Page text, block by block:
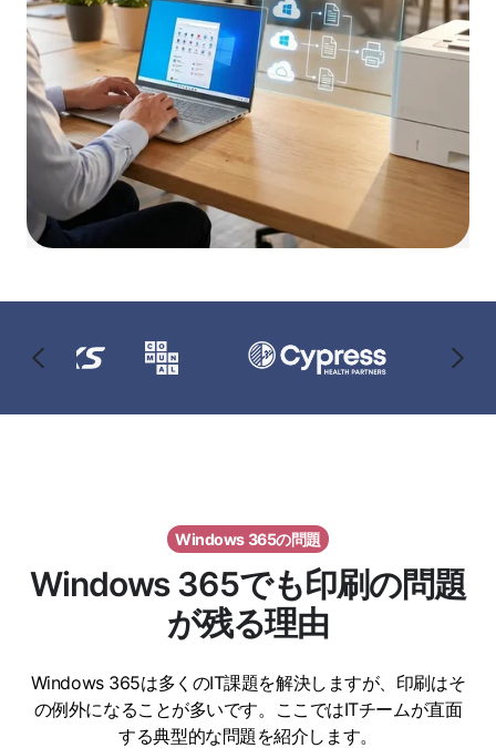
Windows 365の問題
Windows 365でも印刷の問題
が残る理由
Windows 365は多くのIT課題を解決しますが、印刷はそ
の例外になることが多いです。ここではITチームが直面
する典型的な問題を紹介します。